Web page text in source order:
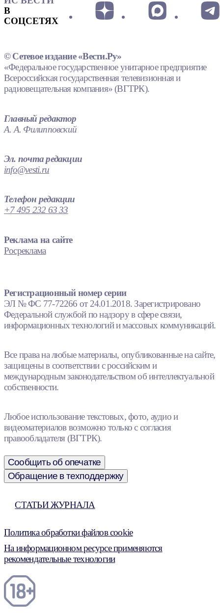
В
СОЦСЕТЯХ
© Сетевое издание «Вести.Ру»
«Федеральное государственное унитарное предприятие
Всероссийская государственная телевизионная и
радиовещательная компания» (ВГТРК).
Главный редактор
А. А. Филипповский
Эл. почта редакции
info@vesti.ru
Телефон редакции
+7 495 232 63 33
Реклама на сайте
Росреклама
Регистрационный номер серии
ЭЛ № ФС 77-72266 от 24.01.2018. Зарегистрировано
Федеральной службой по надзору в сфере связи,
информационных технологий и массовых коммуникаций.
Все права на любые материалы, опубликованные на сайте,
защищены в соответствии с российским и
международным законодательством об интеллектуальной
собственности.
Любое использование текстовых, фото, аудио и
видеоматериалов возможно только с согласия
правообладателя (ВГТРК).
Сообщить об опечатке
Обращение в техподдержку
СТАТЬИ ЖУРНАЛА
Политика обработки файлов cookie
На информационном ресурсе применяются
рекомендательные технологии